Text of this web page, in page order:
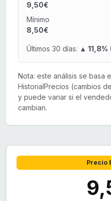
9,50€
Mínimo
8,50€
Últimos 30 días: ▲ 11,8%
Nota: este análisis se basa
HistorialPrecios (cambios
y puede variar si el
cambian.
Precio